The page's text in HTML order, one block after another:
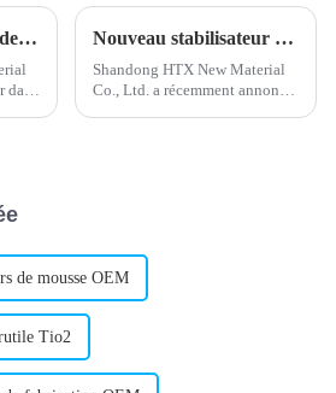
Augmentation de la demande de stabilisant composé de plomb dans le secteur de la construction
dans
Nouveau stabilisateur de plomb composé pour une meilleure performance du produit
Shandong HTX New Material
Co., Ltd. a récemment annoncé
de mousse OEM
Tio2